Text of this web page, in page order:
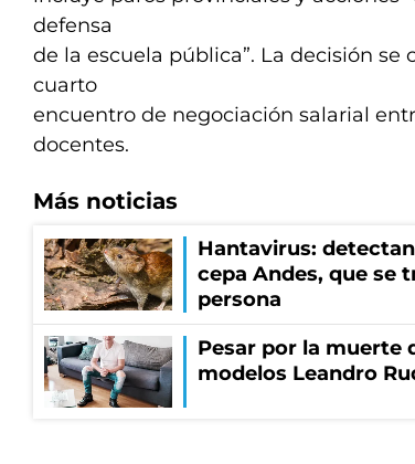
defensa
de la escuela pública”. La decisión se
cuarto
encuentro de negociación salarial
docentes.
Más noticias
Hantavirus:
cepa Andes, que se
persona
Pesar por la muerte
modelos Leandro